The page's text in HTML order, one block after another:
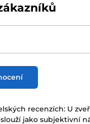
recenzích: U
jako subjektivní